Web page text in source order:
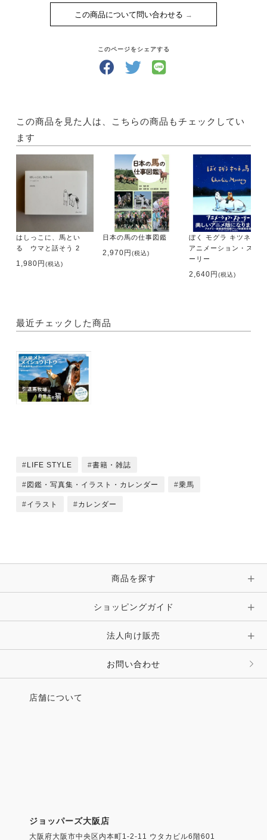
数々から、ノーザンレイクで日々馬たちを世話する著
者が綴る猫、馬たちのエピソード、メトの日常から引
す。今は亡きプリサイスエンド、タイキシャトルも登
・著者 佐々木 祥恵
・サイズ A5判
・ページ数 112ページ
・出版社 辰巳出版
この商品について問い合わせる
このページをシェアする
この商品を見た人は、こちらの商品もチェックしてい
ます
はしっこに、馬とい
る ウマと話そう 2
1,980円(税込)
日本の馬の仕事図鑑
2,970円(税込)
ぼく モグラ キツネ 馬
アニメーション・スト
ーリー
2,640円(税込)
最近チェックした商品
LIFE STYLE 書籍・雑誌
図鑑・写真集・イラスト・カレンダー 乗馬
イラスト カレンダー
商品を探す
ショッピングガイド
法人向け販売
お問い合わせ
店舗について
ジョッパーズ大阪店
大阪府大阪市中央区内本町1-2-11 ウタカビル6階601